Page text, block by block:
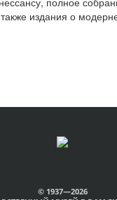
издания о
© 1937—2026